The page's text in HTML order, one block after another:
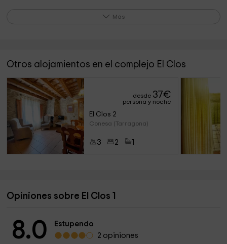
Lo que destaca el propietario de su alojamiento
La tranquilidad del lugar con excelentes vistas a los
campos, en la planta baja hay un espacio ajardinado con
mesas sillas para estar junto a la barbacoa o el horno de
leña.
Disponemos de varios puntos de wifi que dan cobertura
total en todo el edificio.
Más
Otros alojamientos en el complejo El Clos
desde 37€
persona y noche
El Clos 2
Conesa (Tarragona)
3 2
Opiniones sobre El Clos 1
8.0
Estupendo
2 opiniones